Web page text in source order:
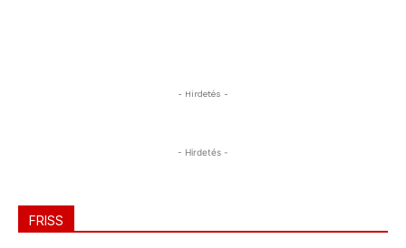
- Hirdetés -
- Hirdetés -
FRISS